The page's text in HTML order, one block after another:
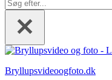
efter...
Bryllupsvideoogfoto.dk